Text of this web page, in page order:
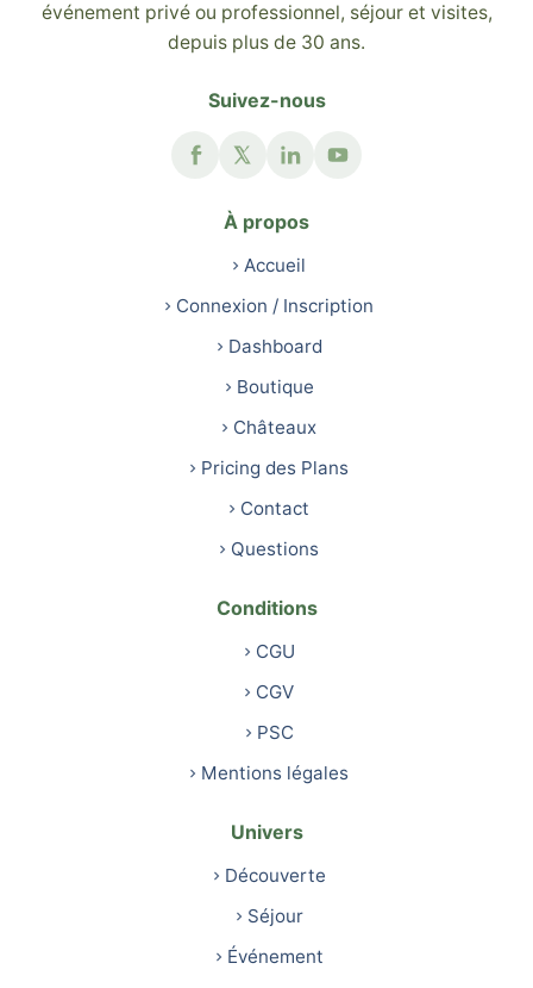
événement privé ou professionnel, séjour et visites,
depuis plus de 30 ans.
Suivez-nous
À propos
Accueil
Connexion / Inscription
Dashboard
Boutique
Châteaux
Pricing des Plans
Contact
Questions
Conditions
CGU
CGV
PSC
Mentions légales
Univers
Découverte
Séjour
Événement